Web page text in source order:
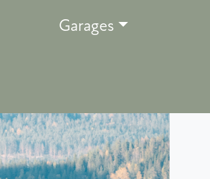
Garages